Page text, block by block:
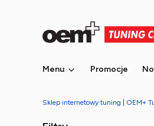
Menu Promocje
Sklep internetowy tuning | OEM+